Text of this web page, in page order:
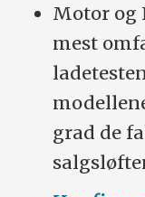
09.03.24: Kia
15.04.24: Ny
05.08.24:
13.11.24:
Motor og
mest
grad de